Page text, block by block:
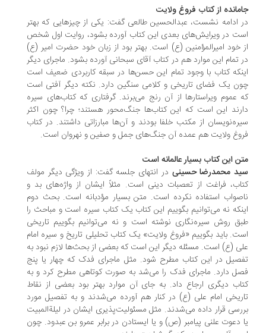
از کتاب فروغ ولایت
ادامه نشست، عبدالحسین طالعی گفت: یکی از چیزهایی که بهتر
در ویرایش‌های بعدی این کتاب آورده بشود، روایت اول شخص
خود امیرالمؤمنین (ع) است. بهتر بود از زبان خود حضرت امیر (ع)
تمام این موارد هم در کتاب آقای سبحانی آورده بشود. ماجرای دیگر
کتاب با وجود تمام این حسن‌ها در سبقه کاربردی ضعیف است
یک فضای تاریخی و کلامی سنگین دارد. نکته دیگر آفتی است
عموم ویراستارها از آن رنج می‌برند. گرفتاری که کتاب‌های سیره
این است که این کتاب‌ها جنگ‌محور هستند؛ چرا؟ چون اکثر
از مکتب خلفا بودند و آن‌ها مبارزاتی داشتند. در کتاب
ولایت هم عمده آن جنگ‌های جمل و صفین و نهروان است.
این کتاب بسیار عالمانه است
محمدرضا حسینیدر انتهای جلسه گفت: از ویژگی دیگر مولف
فراغت از تعصبات دینی است. مثلاً ایشان از واژه‌های بد و
استفاده نکرده است. متن بسیار مؤدبانه است. بحث دوم
نه می‌توانیم بگوییم این کتاب یک کتاب سیره است و مباحث را
روش سیره‌نگاری نوشته است و نه می‌توانیم بگوییم تاریخی
باید بگوییم «فروغ ولایت» یک کتاب تحلیلی تاریخ و سیره امام
(ع) است. مسئله دیگر این است که بعضی از بحث‌ها لازم نبود به
در این کتاب مطرح شود. مثل ماجرای فدک که چهار یا پنج
دارد. ماجرای فدک را می‌شد به صورت کوتاهی مطرح کرد و به
دیگری ارجاع داد. به جای آن موارد بهتر بود بعضی از نقاط
امام علی (ع) در کنار هم آورده می‌شدند و به تفصیل مورد
قرار داده می‌شدند. مثل مسئولیت‌پذیری ایشان در لیلةالمبیت
دعوت علنی پیامبر (ص) و یا ایستادن در برابر عمرو بن عبدود. چون